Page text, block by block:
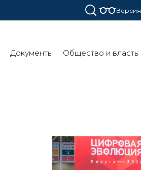
Документы Общество и власть